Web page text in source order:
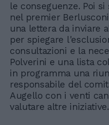
le conseguenze. Poi
nel premier
una lettera da inviare
per spiegare
consultazioni e la
Polverini e una lista
in programma una
responsabile del
Augello con i venti
valutare altre iniziative.